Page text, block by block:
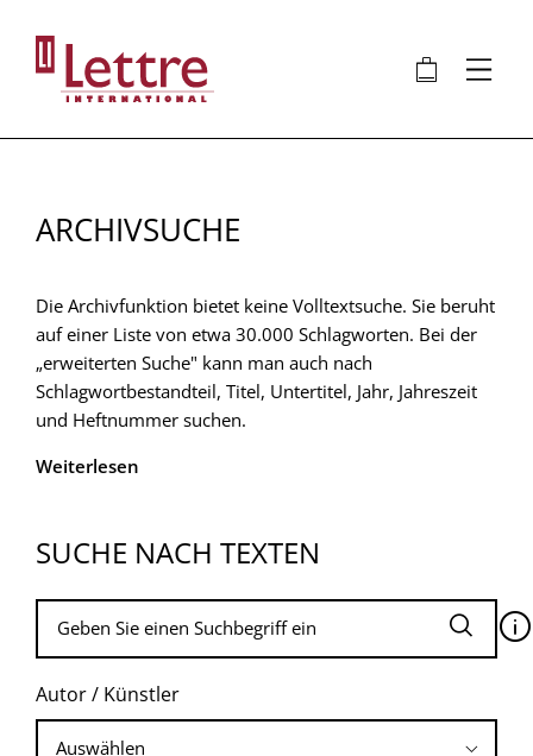
Inhalt
🛍 ⋮
ARCHIVSUCHE
Die Archivfunktion bietet keine Volltextsuche. Sie beruht
auf einer Liste von etwa 30.000 Schlagworten. Bei der
„erweiterten Suche" kann man auch nach
Schlagwortbestandteil, Titel, Untertitel, Jahr, Jahreszeit
und Heftnummer suchen.
Weiterlesen
SUCHE NACH TEXTEN
🛈
Autor / Künstler